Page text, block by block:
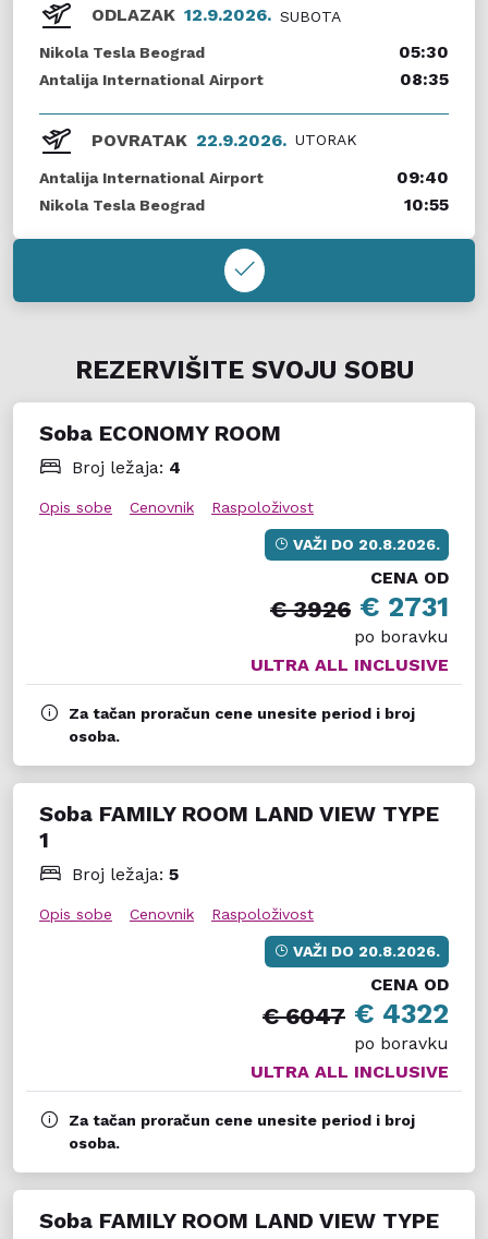
ODLAZAK 12.9.2026. SUBOTA
Nikola Tesla Beograd 05:30
Antalija International Airport 08:35
POVRATAK 22.9.2026. UTORAK
Antalija International Airport 09:40
Nikola Tesla Beograd 10:55
REZERVIŠITE SVOJU SOBU
Soba ECONOMY ROOM
Broj ležaja: 4
Opis sobe Cenovnik Raspoloživost
VAŽI DO 20.8.2026.
CENA OD
€ 3926 € 2731
po boravku
ULTRA ALL INCLUSIVE
Za tačan proračun cene unesite period i broj
osoba.
Soba FAMILY ROOM LAND VIEW TYPE
1
Broj ležaja: 5
Opis sobe Cenovnik Raspoloživost
VAŽI DO 20.8.2026.
CENA OD
€ 6047 € 4322
po boravku
ULTRA ALL INCLUSIVE
Za tačan proračun cene unesite period i broj
osoba.
Soba FAMILY ROOM LAND VIEW TYPE